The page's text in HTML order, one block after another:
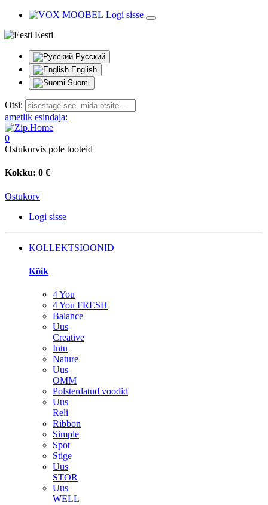
Logi sisse
Eesti
Русский
English
Suomi
Otsi:
ametlik esindaja:
0
Ostukorvis pole tooteid
Kokku: 0 €
Ostukorv
Logi sisse
KOLLEKTSIOONID
Kõik
4 You
4 You FRESH
Balance
Uus
Creative
Intu
Nature
Uus
OMM
Polsterdatud voodid
Uus
Reli
Ribbon
Simple
Spot
Stige
Uus
STOR
Uus
WELL